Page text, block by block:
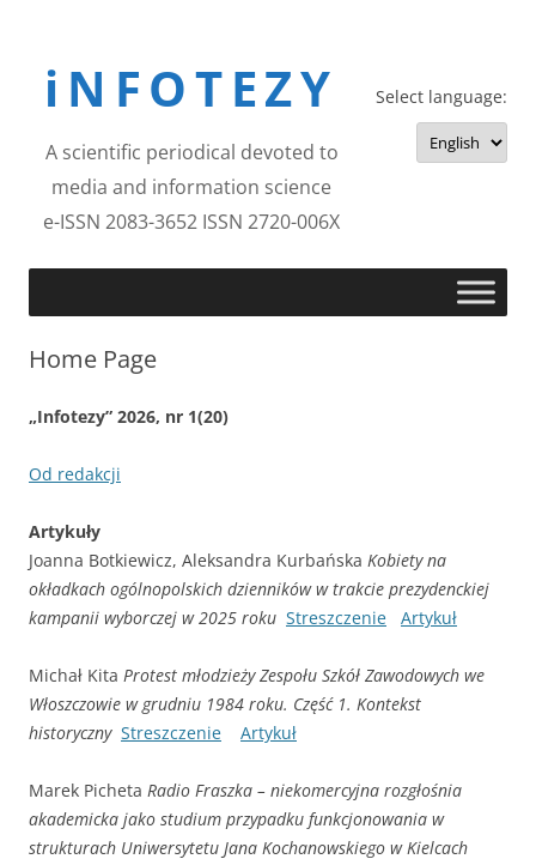
iNFOTEZY
A scientific periodical devoted to
media and information science
e-ISSN 2083-3652 ISSN 2720-006X
Select language:
Home Page
„Infotezy” 2026, nr 1(20)
Od redakcji
Artykuły
Joanna Botkiewicz, Aleksandra Kurbańska Kobiety na
okładkach ogólnopolskich dzienników w trakcie prezydenckiej
kampanii wyborczej w 2025 roku Streszczenie Artykuł
Michał Kita Protest młodzieży Zespołu Szkół Zawodowych we
Włoszczowie w grudniu 1984 roku. Część 1. Kontekst
historyczny Streszczenie Artykuł
Marek Picheta Radio Fraszka – niekomercyjna rozgłośnia
akademicka jako studium przypadku funkcjonowania w
strukturach Uniwersytetu Jana Kochanowskiego w Kielcach